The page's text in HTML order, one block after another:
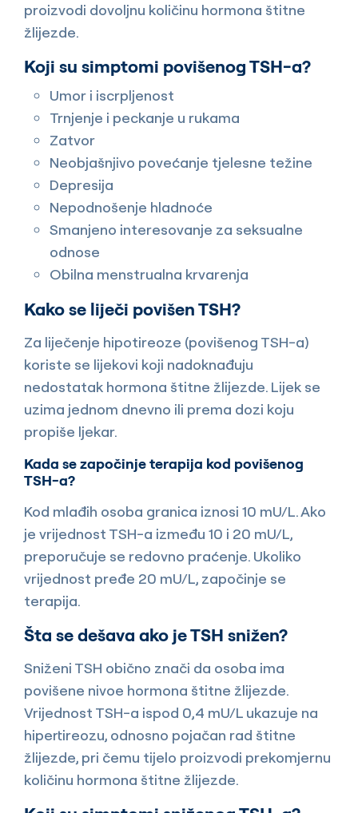
proizvodi dovoljnu količinu hormona štitne
žlijezde.
Koji su simptomi povišenog TSH-a?
Umor i iscrpljenost
Trnjenje i peckanje u rukama
Zatvor
Neobjašnjivo povećanje tjelesne težine
Depresija
Nepodnošenje hladnoće
Smanjeno interesovanje za seksualne
odnose
Obilna menstrualna krvarenja
Kako se liječi povišen TSH?
Za liječenje hipotireoze (povišenog TSH-a)
koriste se lijekovi koji nadoknađuju
nedostatak hormona štitne žlijezde. Lijek se
uzima jednom dnevno ili prema dozi koju
propiše ljekar.
Kada se započinje terapija kod povišenog
TSH-a?
Kod mlađih osoba granica iznosi 10 mU/L. Ako
je vrijednost TSH-a između 10 i 20 mU/L,
preporučuje se redovno praćenje. Ukoliko
vrijednost pređe 20 mU/L, započinje se
terapija.
Šta se dešava ako je TSH snižen?
Sniženi TSH obično znači da osoba ima
povišene nivoe hormona štitne žlijezde.
Vrijednost TSH-a ispod 0,4 mU/L ukazuje na
hipertireozu, odnosno pojačan rad štitne
žlijezde, pri čemu tijelo proizvodi prekomjernu
količinu hormona štitne žlijezde.